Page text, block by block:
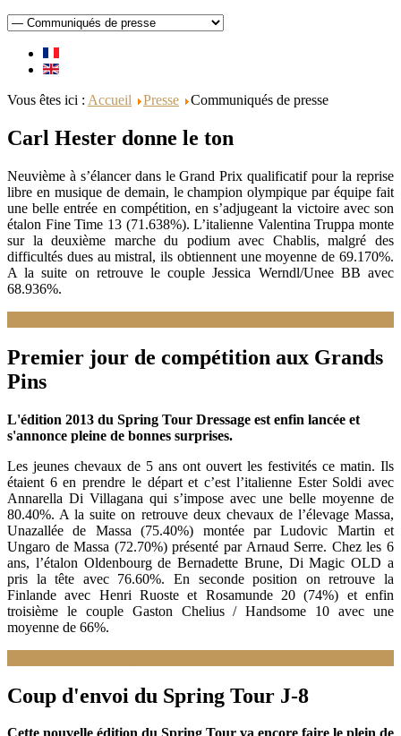
Vous êtes ici : Accueil Presse Communiqués de presse
Carl Hester donne le ton
Neuvième à s’élancer dans le Grand Prix qualificatif pour la reprise
libre en musique de demain, le champion olympique par équipe fait
une belle entrée en compétition, en s’adjugeant la victoire avec son
étalon Fine Time 13 (71.638%). L’italienne Valentina Truppa monte
sur la deuxième marche du podium avec Chablis, malgré des
difficultés dues au mistral, ils obtiennent une moyenne de 69.170%.
A la suite on retrouve le couple Jessica Werndl/Unee BB avec
68.936%.
Premier jour de compétition aux Grands
Pins
L'édition 2013 du Spring Tour Dressage est enfin lancée et
s'annonce pleine de bonnes surprises.
Les jeunes chevaux de 5 ans ont ouvert les festivités ce matin. Ils
étaient 6 en prendre le départ et c’est l’italienne Ester Soldi avec
Annarella Di Villagana qui s’impose avec une belle moyenne de
80.40%. A la suite on retrouve deux chevaux de l’élevage Massa,
Unazallée de Massa (75.40%) montée par Ludovic Martin et
Ungaro de Massa (72.70%) présenté par Arnaud Serre. Chez les 6
ans, l’étalon Oldenbourg de Bernadette Brune, Di Magic OLD a
pris la tête avec 76.60%. En seconde position on retrouve la
Finlande avec Henri Ruoste et Rosamunde 20 (74%) et enfin
troisième le couple Gaston Chelius / Handsome 10 avec une
moyenne de 66%.
Coup d'envoi du Spring Tour J-8